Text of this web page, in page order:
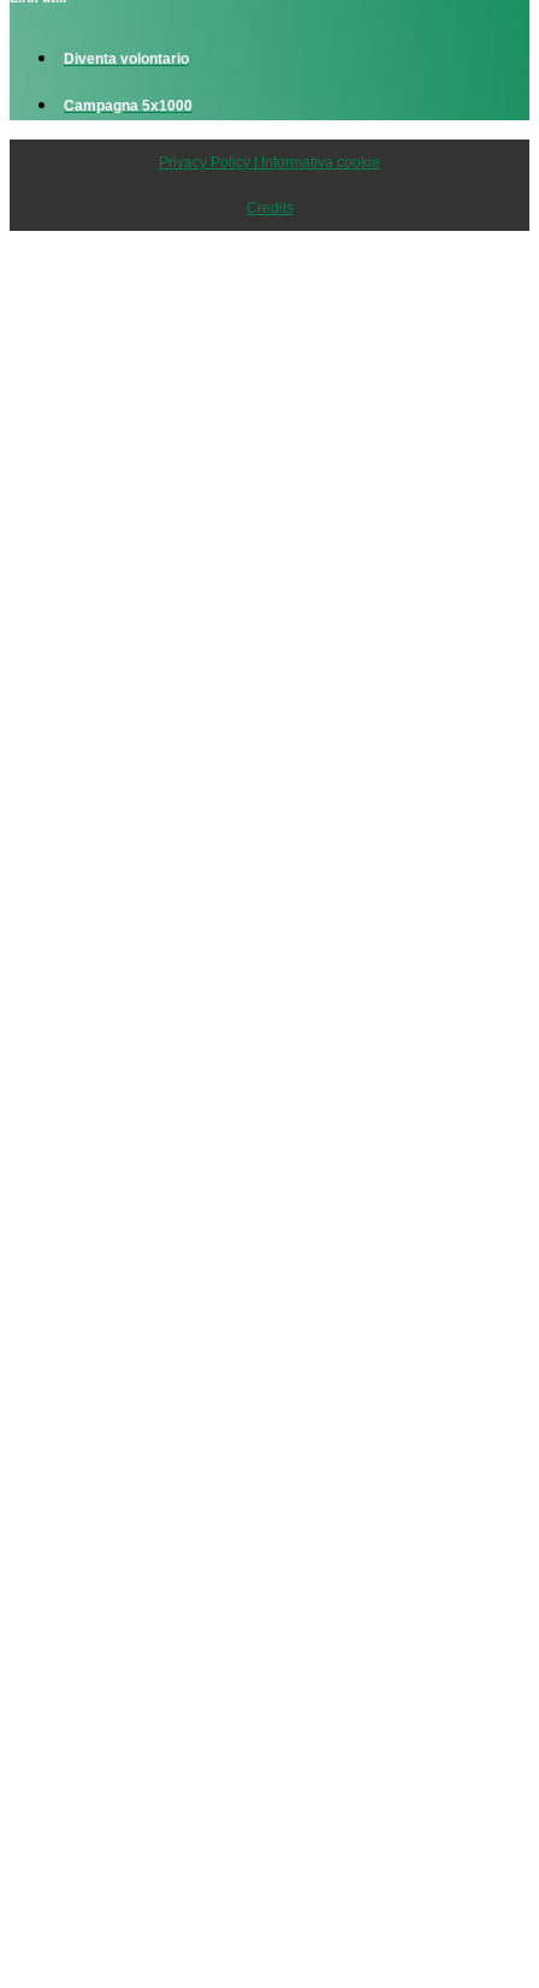
Diventa volontario
Campagna 5x1000
Privacy Policy | Informativa cookie
Credits